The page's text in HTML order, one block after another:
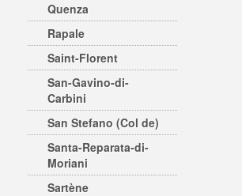
Quenza
Rapale
Saint-Florent
San-Gavino-di-
Carbini
San Stefano (Col de)
Santa-Reparata-di-
Moriani
Sartène